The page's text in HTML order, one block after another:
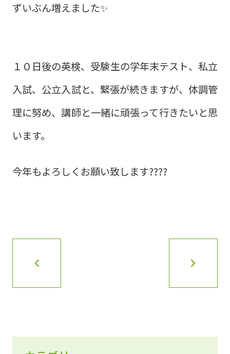
ずいぶん増えました✨
１０日後の英検、受験生の学年末テスト、私立
入試、公立入試と、緊張が続きますが、体調管
理に努め、講師と一緒に頑張って行きたいと思
います。
今年もよろしくお願い致します????